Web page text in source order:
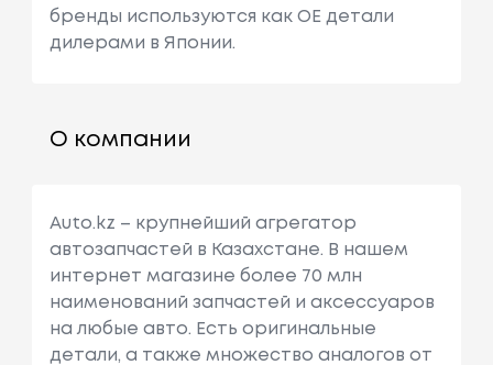
бренды используются как ОЕ детали
дилерами в Японии.
О компании
Auto.kz – крупнейший агрегатор
автозапчастей в Казахстане. В нашем
интернет магазине более 70 млн
наименований запчастей и аксессуаров
на любые авто. Есть оригинальные
детали, а также множество аналогов от